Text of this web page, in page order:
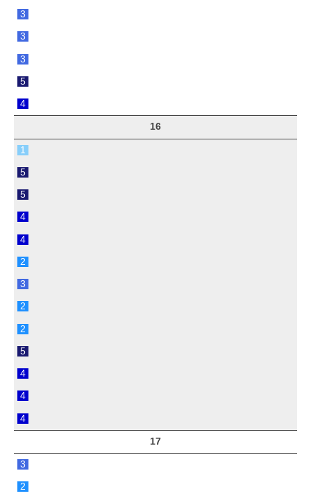
3
3
3
5
4
16
1
5
5
4
4
2
3
2
2
5
4
4
4
17
3
2